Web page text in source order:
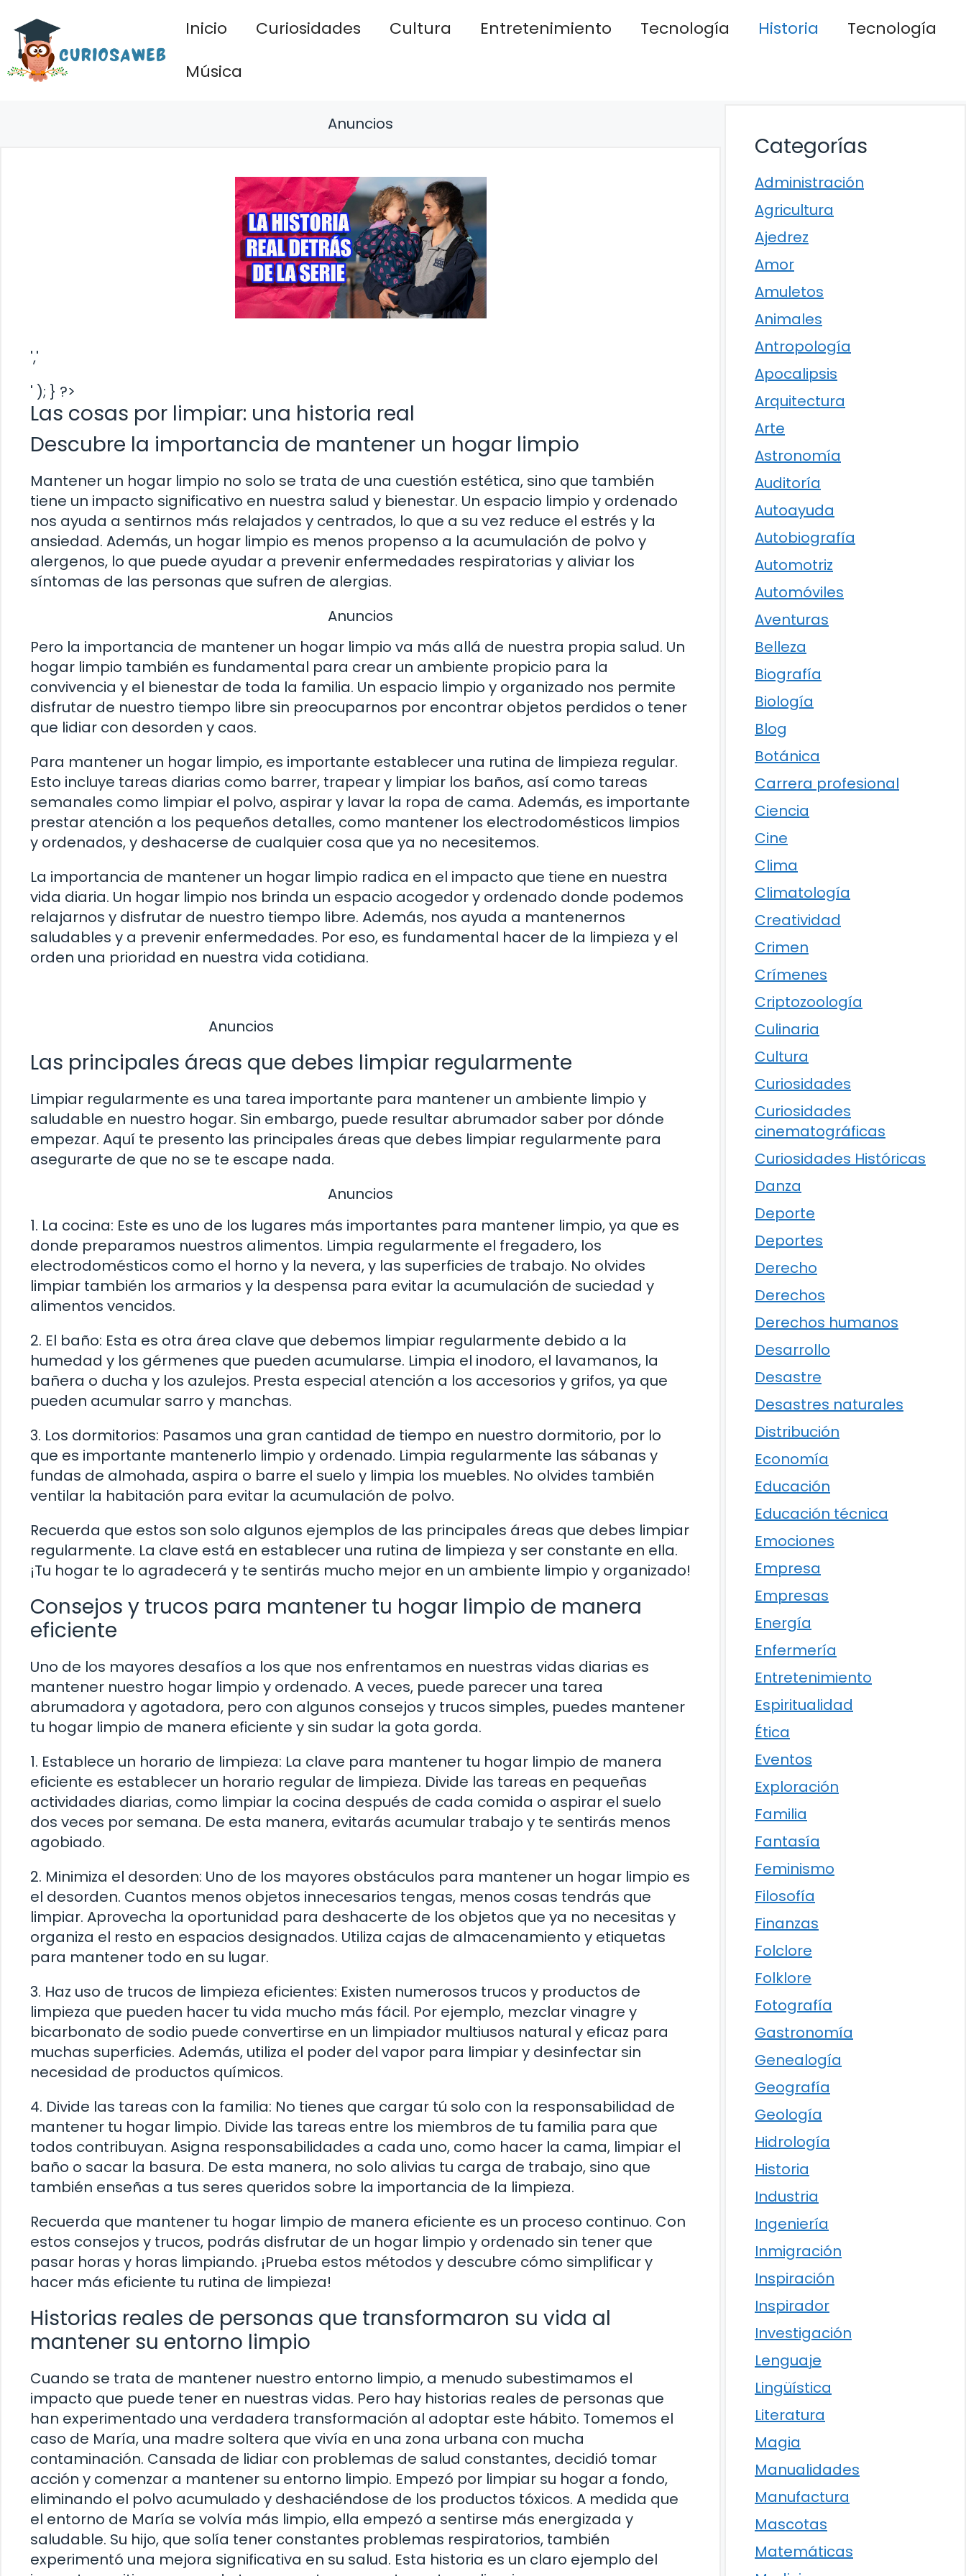
contenido
Inicio Curiosidades Cultura Entretenimiento Tecnología Historia
Tecnología
Música
Anuncios
','
' ); } ?>
Las cosas por limpiar: una historia real
Descubre la importancia de mantener un hogar limpio
Mantener un hogar limpio no solo se trata de una cuestión estética, sino que también
tiene un impacto significativo en nuestra salud y bienestar. Un espacio limpio y ordenado
nos ayuda a sentirnos más relajados y centrados, lo que a su vez reduce el estrés y la
ansiedad. Además, un hogar limpio es menos propenso a la acumulación de polvo y
alergenos, lo que puede ayudar a prevenir enfermedades respiratorias y aliviar los
síntomas de las personas que sufren de alergias.
Anuncios
Pero la importancia de mantener un hogar limpio va más allá de nuestra propia salud. Un
hogar limpio también es fundamental para crear un ambiente propicio para la
convivencia y el bienestar de toda la familia. Un espacio limpio y organizado nos permite
disfrutar de nuestro tiempo libre sin preocuparnos por encontrar objetos perdidos o tener
que lidiar con desorden y caos.
Para mantener un hogar limpio, es importante establecer una rutina de limpieza regular.
Esto incluye tareas diarias como barrer, trapear y limpiar los baños, así como tareas
semanales como limpiar el polvo, aspirar y lavar la ropa de cama. Además, es importante
prestar atención a los pequeños detalles, como mantener los electrodomésticos limpios
y ordenados, y deshacerse de cualquier cosa que ya no necesitemos.
La importancia de mantener un hogar limpio radica en el impacto que tiene en nuestra
vida diaria. Un hogar limpio nos brinda un espacio acogedor y ordenado donde podemos
relajarnos y disfrutar de nuestro tiempo libre. Además, nos ayuda a mantenernos
saludables y a prevenir enfermedades. Por eso, es fundamental hacer de la limpieza y el
orden una prioridad en nuestra vida cotidiana.
Anuncios
Las principales áreas que debes limpiar regularmente
Limpiar regularmente es una tarea importante para mantener un ambiente limpio y
saludable en nuestro hogar. Sin embargo, puede resultar abrumador saber por dónde
empezar. Aquí te presento las principales áreas que debes limpiar regularmente para
asegurarte de que no se te escape nada.
Anuncios
1. La cocina: Este es uno de los lugares más importantes para mantener limpio, ya que es
donde preparamos nuestros alimentos. Limpia regularmente el fregadero, los
electrodomésticos como el horno y la nevera, y las superficies de trabajo. No olvides
limpiar también los armarios y la despensa para evitar la acumulación de suciedad y
alimentos vencidos.
2. El baño: Esta es otra área clave que debemos limpiar regularmente debido a la
humedad y los gérmenes que pueden acumularse. Limpia el inodoro, el lavamanos, la
bañera o ducha y los azulejos. Presta especial atención a los accesorios y grifos, ya que
pueden acumular sarro y manchas.
3. Los dormitorios: Pasamos una gran cantidad de tiempo en nuestro dormitorio, por lo
que es importante mantenerlo limpio y ordenado. Limpia regularmente las sábanas y
fundas de almohada, aspira o barre el suelo y limpia los muebles. No olvides también
ventilar la habitación para evitar la acumulación de polvo.
Recuerda que estos son solo algunos ejemplos de las principales áreas que debes limpiar
regularmente. La clave está en establecer una rutina de limpieza y ser constante en ella.
¡Tu hogar te lo agradecerá y te sentirás mucho mejor en un ambiente limpio y organizado!
Consejos y trucos para mantener tu hogar limpio de manera
eficiente
Uno de los mayores desafíos a los que nos enfrentamos en nuestras vidas diarias es
mantener nuestro hogar limpio y ordenado. A veces, puede parecer una tarea
abrumadora y agotadora, pero con algunos consejos y trucos simples, puedes mantener
tu hogar limpio de manera eficiente y sin sudar la gota gorda.
1. Establece un horario de limpieza: La clave para mantener tu hogar limpio de manera
eficiente es establecer un horario regular de limpieza. Divide las tareas en pequeñas
actividades diarias, como limpiar la cocina después de cada comida o aspirar el suelo
dos veces por semana. De esta manera, evitarás acumular trabajo y te sentirás menos
agobiado.
2. Minimiza el desorden: Uno de los mayores obstáculos para mantener un hogar limpio es
el desorden. Cuantos menos objetos innecesarios tengas, menos cosas tendrás que
limpiar. Aprovecha la oportunidad para deshacerte de los objetos que ya no necesitas y
organiza el resto en espacios designados. Utiliza cajas de almacenamiento y etiquetas
para mantener todo en su lugar.
3. Haz uso de trucos de limpieza eficientes: Existen numerosos trucos y productos de
limpieza que pueden hacer tu vida mucho más fácil. Por ejemplo, mezclar vinagre y
bicarbonato de sodio puede convertirse en un limpiador multiusos natural y eficaz para
muchas superficies. Además, utiliza el poder del vapor para limpiar y desinfectar sin
necesidad de productos químicos.
4. Divide las tareas con la familia: No tienes que cargar tú solo con la responsabilidad de
mantener tu hogar limpio. Divide las tareas entre los miembros de tu familia para que
todos contribuyan. Asigna responsabilidades a cada uno, como hacer la cama, limpiar el
baño o sacar la basura. De esta manera, no solo alivias tu carga de trabajo, sino que
también enseñas a tus seres queridos sobre la importancia de la limpieza.
Recuerda que mantener tu hogar limpio de manera eficiente es un proceso continuo. Con
estos consejos y trucos, podrás disfrutar de un hogar limpio y ordenado sin tener que
pasar horas y horas limpiando. ¡Prueba estos métodos y descubre cómo simplificar y
hacer más eficiente tu rutina de limpieza!
Historias reales de personas que transformaron su vida al
mantener su entorno limpio
Cuando se trata de mantener nuestro entorno limpio, a menudo subestimamos el
impacto que puede tener en nuestras vidas. Pero hay historias reales de personas que
han experimentado una verdadera transformación al adoptar este hábito. Tomemos el
caso de María, una madre soltera que vivía en una zona urbana con mucha
contaminación. Cansada de lidiar con problemas de salud constantes, decidió tomar
acción y comenzar a mantener su entorno limpio. Empezó por limpiar su hogar a fondo,
eliminando el polvo acumulado y deshaciéndose de los productos tóxicos. A medida que
el entorno de María se volvía más limpio, ella empezó a sentirse más energizada y
saludable. Su hijo, que solía tener constantes problemas respiratorios, también
experimentó una mejora significativa en su salud. Esta historia es un claro ejemplo del
Categorías
Administración
Agricultura
Ajedrez
Amor
Amuletos
Animales
Antropología
Apocalipsis
Arquitectura
Arte
Astronomía
Auditoría
Autoayuda
Autobiografía
Automotriz
Automóviles
Aventuras
Belleza
Biografía
Biología
Blog
Botánica
Carrera profesional
Ciencia
Cine
Clima
Climatología
Creatividad
Crimen
Crímenes
Criptozoología
Culinaria
Cultura
Curiosidades
Curiosidades
cinematográficas
Curiosidades Históricas
Danza
Deporte
Deportes
Derecho
Derechos
Derechos humanos
Desarrollo
Desastre
Desastres naturales
Distribución
Economía
Educación
Educación técnica
Emociones
Empresa
Empresas
Energía
Enfermería
Entretenimiento
Espiritualidad
Ética
Eventos
Exploración
Familia
Fantasía
Feminismo
Filosofía
Finanzas
Folclore
Folklore
Fotografía
Gastronomía
Genealogía
Geografía
Geología
Hidrología
Historia
Industria
Ingeniería
Inmigración
Inspiración
Inspirador
Investigación
Lenguaje
Lingüística
Literatura
Magia
Manualidades
Manufactura
Mascotas
Matemáticas